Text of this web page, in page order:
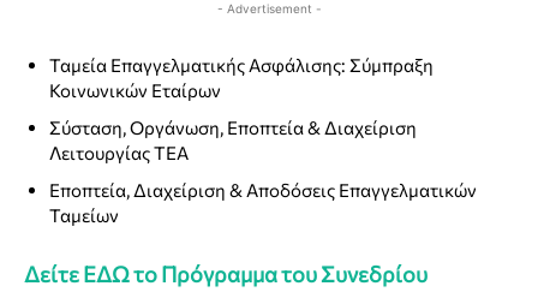
- Advertisement -
Ταμεία Επαγγελματικής Ασφάλισης: Σύμπραξη
Κοινωνικών Εταίρων
Σύσταση, Οργάνωση, Εποπτεία & Διαχείριση
Λειτουργίας ΤΕΑ
Εποπτεία, Διαχείριση & Αποδόσεις Επαγγελματικών
Ταμείων
Δείτε ΕΔΩ το Πρόγραμμα του Συνεδρίου